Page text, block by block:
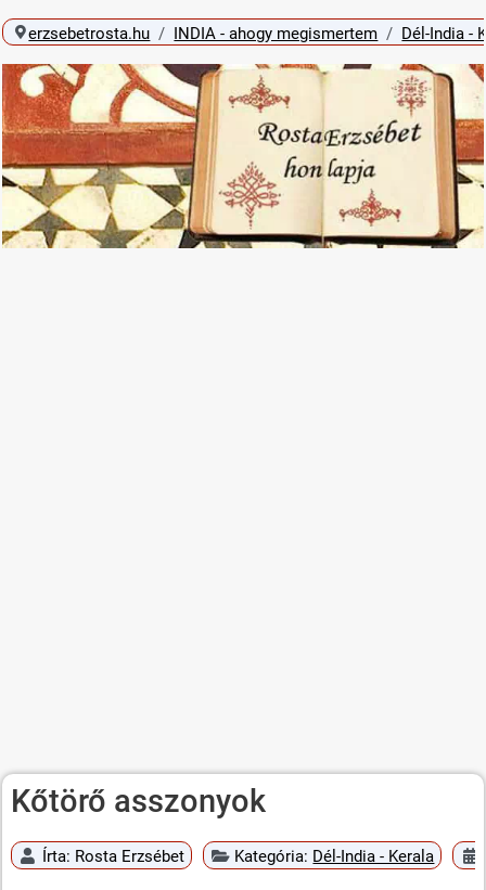
erzsebetrosta.hu INDIA - ahogy megismertem Dél-India -
Kőtörő asszonyok
Írta: Rosta Erzsébet Kategória: Dél-India - Kerala